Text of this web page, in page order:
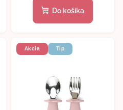
Do košíka
Akcia Tip